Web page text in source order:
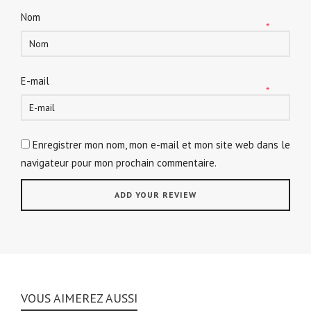
Nom
*
E-mail
*
Enregistrer mon nom, mon e-mail et mon site web dans le
navigateur pour mon prochain commentaire.
VOUS AIMEREZ AUSSI